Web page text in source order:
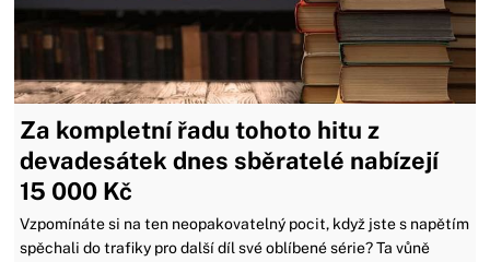
Za kompletní řadu tohoto hitu z
devadesátek dnes sběratelé nabízejí
15 000 Kč
Vzpomínáte si na ten neopakovatelný pocit, když jste s napětím
spěchali do trafiky pro další díl své oblíbené série? Ta vůně